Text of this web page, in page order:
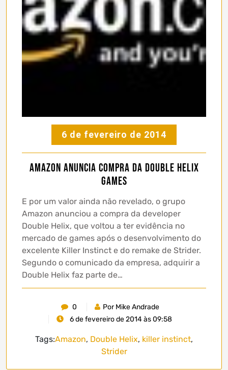
6 de fevereiro de 2014
Amazon anuncia compra da Double Helix
Games
E por um valor ainda não revelado, o grupo
Amazon anunciou a compra da developer
Double Helix, que voltou a ter evidência no
mercado de games após o desenvolvimento do
excelente Killer Instinct e do remake de Strider.
Segundo o comunicado da empresa, adquirir a
Double Helix faz parte de…
0
Por Mike Andrade
6 de fevereiro de 2014 às 09:58
Tags:Amazon, Double Helix, killer instinct,
Strider